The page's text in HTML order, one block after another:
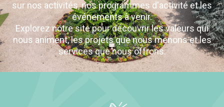
sur nos activités, nos programmes d'activité et les
événements à venir.
Explorez notre site pour découvrir les valeurs qui
nous animent, les projets que nous menons et les
services que nous offrons.